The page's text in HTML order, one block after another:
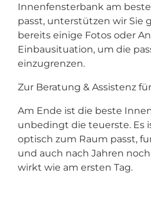
Innenfensterbank am
passt, unterstützen wir Sie
bereits einige Fotos oder
Einbausituation, um die
einzugrenzen.
Zur Beratung & Assistenz
Am Ende ist die beste
unbedingt die teuerste. Es
optisch zum Raum passt,
und auch nach Jahren
wirkt wie am ersten Tag.